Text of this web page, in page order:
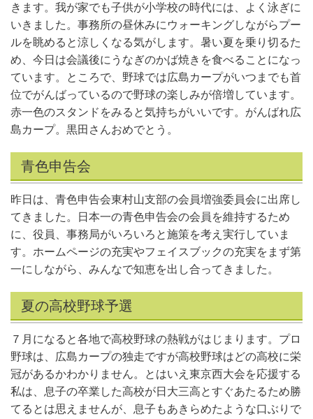
きます。我が家でも子供が小学校の時代には、よく泳ぎに
いきました。事務所の昼休みにウォーキングしながらプー
ルを眺めると涼しくなる気がします。暑い夏を乗り切るた
め、今日は会議後にうなぎのかば焼きを食べることになっ
ています。ところで、野球では広島カープがいつまでも首
位でがんばっているので野球の楽しみが倍増しています。
赤一色のスタンドをみると気持ちがいいです。がんばれ広
島カープ。黒田さんおめでとう。
青色申告会
昨日は、青色申告会東村山支部の会員増強委員会に出席し
てきました。日本一の青色申告会の会員を維持するため
に、役員、事務局がいろいろと施策を考え実行していま
す。ホームページの充実やフェイスブックの充実をまず第
一にしながら、みんなで知恵を出し合ってきました。
夏の高校野球予選
７月になると各地で高校野球の熱戦がはじまります。プロ
野球は、広島カープの独走ですが高校野球はどの高校に栄
冠があるかわかりません。とはいえ東京西大会を応援する
私は、息子の卒業した高校が日大三高とすぐあたるため勝
てるとは思えませんが、息子もあきらめたような口ぶりで